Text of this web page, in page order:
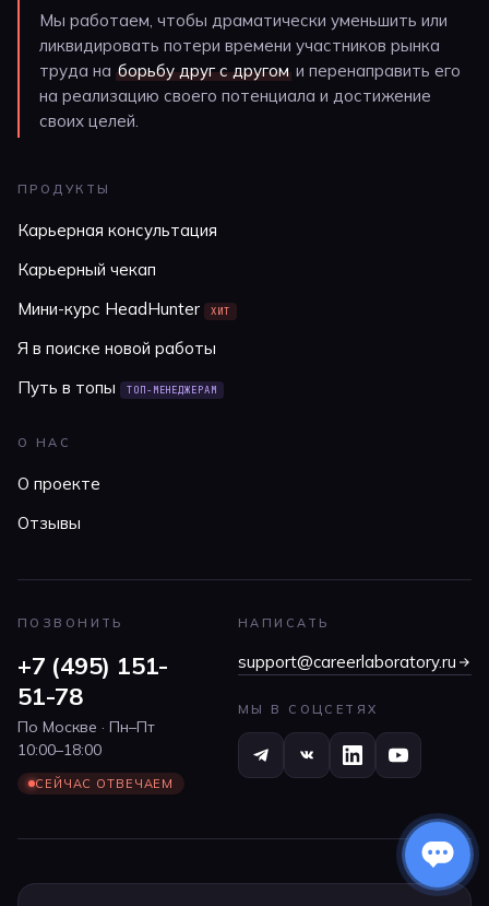
Мы работаем, чтобы драматически уменьшить или
ликвидировать потери времени участников рынка
труда на борьбу друг с другом и перенаправить его
на реализацию своего потенциала и достижение
своих целей.
ПРОДУКТЫ
Карьерная консультация
Карьерный чекап
Мини-курс HeadHunter
ХИТ
Я в поиске новой работы
Путь в топы
ТОП-МЕНЕДЖЕРАМ
О НАС
О проекте
Отзывы
ПОЗВОНИТЬ
+7 (495) 151-
51-78
По Москве · Пн–Пт
10:00–18:00
СЕЙЧАС ОТВЕЧАЕМ
НАПИСАТЬ
support@careerlaboratory.ru
МЫ В СОЦСЕТЯХ